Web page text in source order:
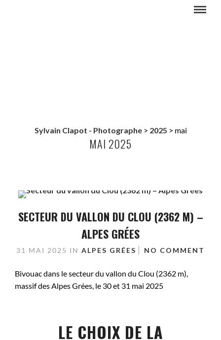
Sylvain Clapot - Photographe> 2025 > mai
MAI 2025
SECTEUR DU VALLON DU CLOU (2362 M) –
ALPES GRÉES
31 MAI 2025 IN ALPES GRÉES NO COMMENT
Bivouac dans le secteur du vallon du Clou (2362 m),
massif des Alpes Grées, le 30 et 31 mai 2025
LE CHOIX DE LA